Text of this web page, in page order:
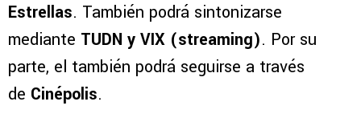
Estrellas. También podrá sintonizarse
mediante TUDN y VIX (streaming). Por su
parte, el también podrá seguirse a través
de Cinépolis.